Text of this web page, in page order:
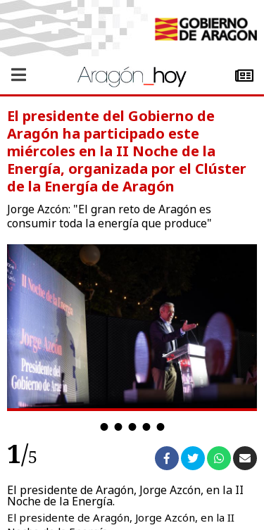
El presidente del Gobierno de
Aragón ha participado este
miércoles en la II Noche de la
Energía, organizada por el Clúster
de la Energía de Aragón
Jorge Azcón: "El gran reto de Aragón es
consumir toda la energía que produce"
1/5
El presidente de Aragón, Jorge Azcón, en la II
Noche de la Energía.
El presidente de Aragón, Jorge Azcón, en la II